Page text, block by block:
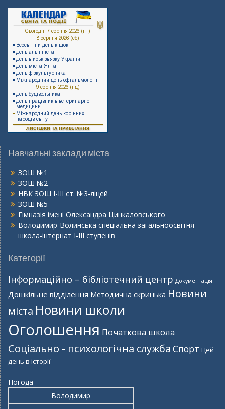
Навчальні заклади міста
ЗОШ №1
ЗОШ №2
НВК ЗОШ І-ІІІ ст. №3-ліцей
ЗОШ №5
Гімназія імені Олександра Цинкаловського
Володимир-Волинська спеціальна загальноосвітня
школа-інтернат І-ІІІ ступенів
Категорії
Інформаційно – бібліотечний центр Документація
Дошкільне відділення Методична скринька Новини
міста Новини школи
Оголошення Початкова школа
Соціально - психологічна служба Спорт Цей
день в історії
Погода
Володимир